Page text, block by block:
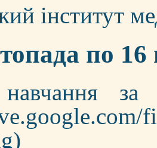
інститут
по
за